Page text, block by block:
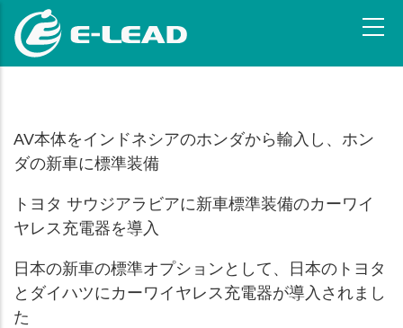
ンAV本体をインドネシアのホンダから輸入し、ホン
ダの新車に標準装備
トヨタ サウジアラビアに新車標準装備のカーワイ
ヤレス充電器を導入
日本の新車の標準オプションとして、日本のトヨタ
とダイハツにカーワイヤレス充電器が導入されまし
た